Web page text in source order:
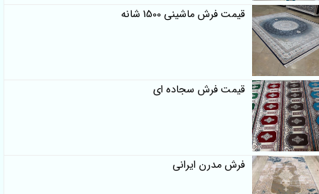
قیمت فرش ماشینی 1500 شانه
قیمت فرش سجاده ای
فرش مدرن ایرانی